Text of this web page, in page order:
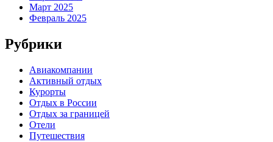
Март 2025
Февраль 2025
Рубрики
Авиакомпании
Активный отдых
Курорты
Отдых в России
Отдых за границей
Отели
Путешествия